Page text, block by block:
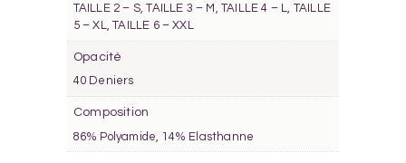
TAILLE 2 – S, TAILLE 3 – M, TAILLE 4 – L, TAILLE
5 – XL, TAILLE 6 – XXL
Opacité
40 Deniers
Composition
86% Polyamide, 14% Elasthanne